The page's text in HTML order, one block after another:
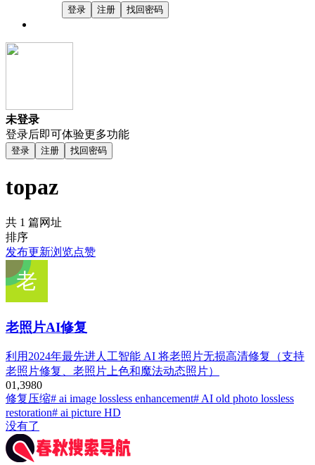
登录 注册 找回密码
未登录
登录后即可体验更多功能
登录 注册 找回密码
topaz
共 1 篇网址
排序
发布更新浏览点赞
老照片AI修复
利用2024年最先进人工智能 AI 将老照片无损高清修复（支持
老照片修复、老照片上色和魔法动态照片）
01,3980
修复压缩# ai image lossless enhancement# AI old photo lossless
restoration# ai picture HD
没有了